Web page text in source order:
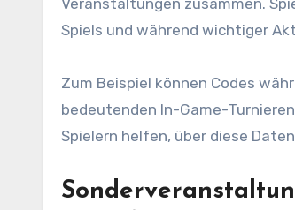
Veranstaltungen zusammen.
Spiels und während wichtiger
Zum Beispiel können Codes
bedeutenden In-Game-
Spielern helfen, über diese